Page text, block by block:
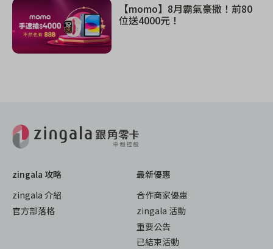
【momo】8月霸氣豪撒！前80
位送4000元！
zingala 攻略
zingala 介紹
官方部落格
最新優惠
合作商家優惠
zingala 活動
重要公告
已結束活動